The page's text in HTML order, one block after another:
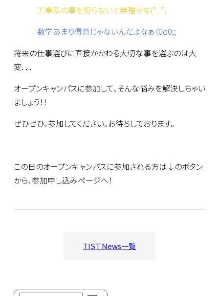
工業系の事を知らないと無理かな(*_*;
数学あまり得意じゃないんだよなぁ（0o0;;
将来の仕事選びに直接かかわる大切な事を選ぶのは大
変．．．
オープンキャンパスに参加して、そんな悩みを解決しちゃい
ましょう！！
ぜひぜひ、参加してください。お待ちしております。
この日のオープンキャンパスに参加される方は↓のボタン
から、参加申し込みページへ！
TIST News一覧